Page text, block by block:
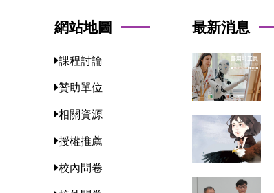
網站地圖
課程討論
贊助單位
相關資源
授權推薦
校內問卷
最新消息